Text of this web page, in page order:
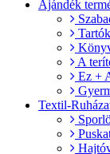
Ajándék
A
Ez +
Textil-